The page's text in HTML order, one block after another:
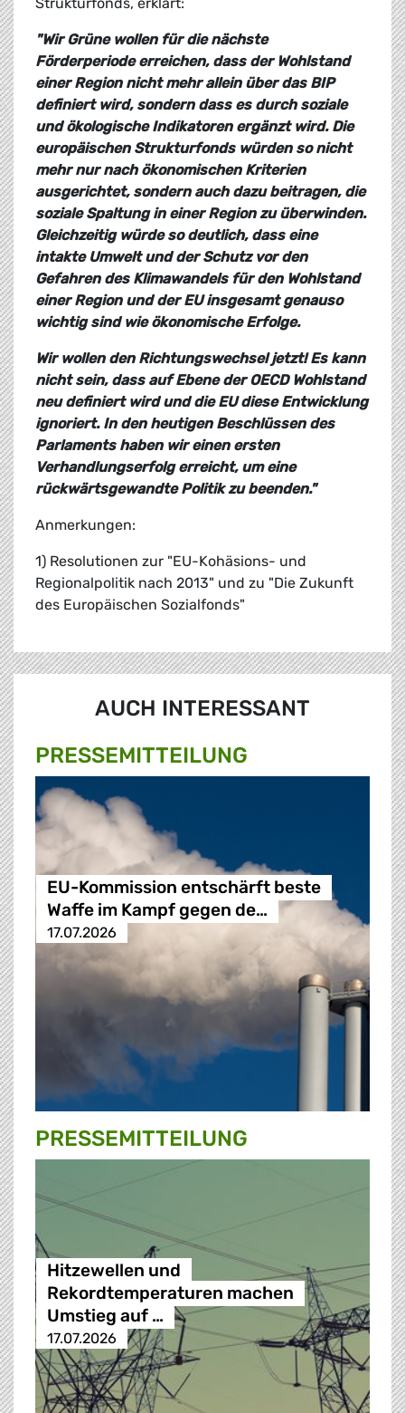
"Wir Grüne wollen für die nächste
Förderperiode erreichen, dass der Wohlstand
einer Region nicht mehr allein über das BIP
definiert wird, sondern dass es durch soziale
und ökologische Indikatoren ergänzt wird. Die
europäischen Strukturfonds würden so nicht
mehr nur nach ökonomischen Kriterien
ausgerichtet, sondern auch dazu beitragen, die
soziale Spaltung in einer Region zu überwinden.
Gleichzeitig würde so deutlich, dass eine
intakte Umwelt und der Schutz vor den
Gefahren des Klimawandels für den Wohlstand
einer Region und der EU insgesamt genauso
wichtig sind wie ökonomische Erfolge.
Wir wollen den Richtungswechsel jetzt! Es kann
nicht sein, dass auf Ebene der OECD Wohlstand
neu definiert wird und die EU diese Entwicklung
ignoriert. In den heutigen Beschlüssen des
Parlaments haben wir einen ersten
Verhandlungserfolg erreicht, um eine
rückwärtsgewandte Politik zu beenden."
Anmerkungen:
1) Resolutionen zur "EU-Kohäsions- und
Regionalpolitik nach 2013" und zu "Die Zukunft
des Europäischen Sozialfonds"
AUCH INTERESSANT
PRESSE­MITTEILUNG
EU-Kommission entschärft beste
Waffe im Kampf gegen de…
17.07.2026
PRESSE­MITTEILUNG
Hitzewellen und
Rekordtemperaturen machen
Umstieg auf …
17.07.2026